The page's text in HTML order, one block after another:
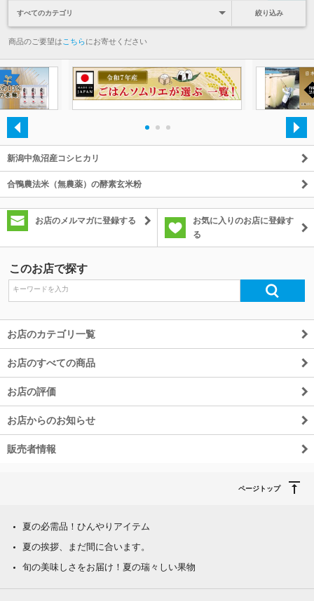
絞り込み
商品のご要望は こちらにお寄せください
新潟中魚沼産コシヒカリ
合鴨農法米（無農薬）の酵素玄米粉
お店のメルマガに登録する
お気に入りのお店に登録す
る
このお店で探す
お店のカテゴリ一覧
お店のすべての商品
お店の評価
お店からのお知らせ
販売者情報
ページトップ
夏の必需品！ひんやりアイテム
夏の挨拶、まだ間に合います。
旬の美味しさをお届け！夏の瑞々しい果物